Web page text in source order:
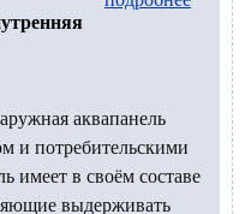
аквапанель
и потребительскими
имеет в своём составе
выдерживать